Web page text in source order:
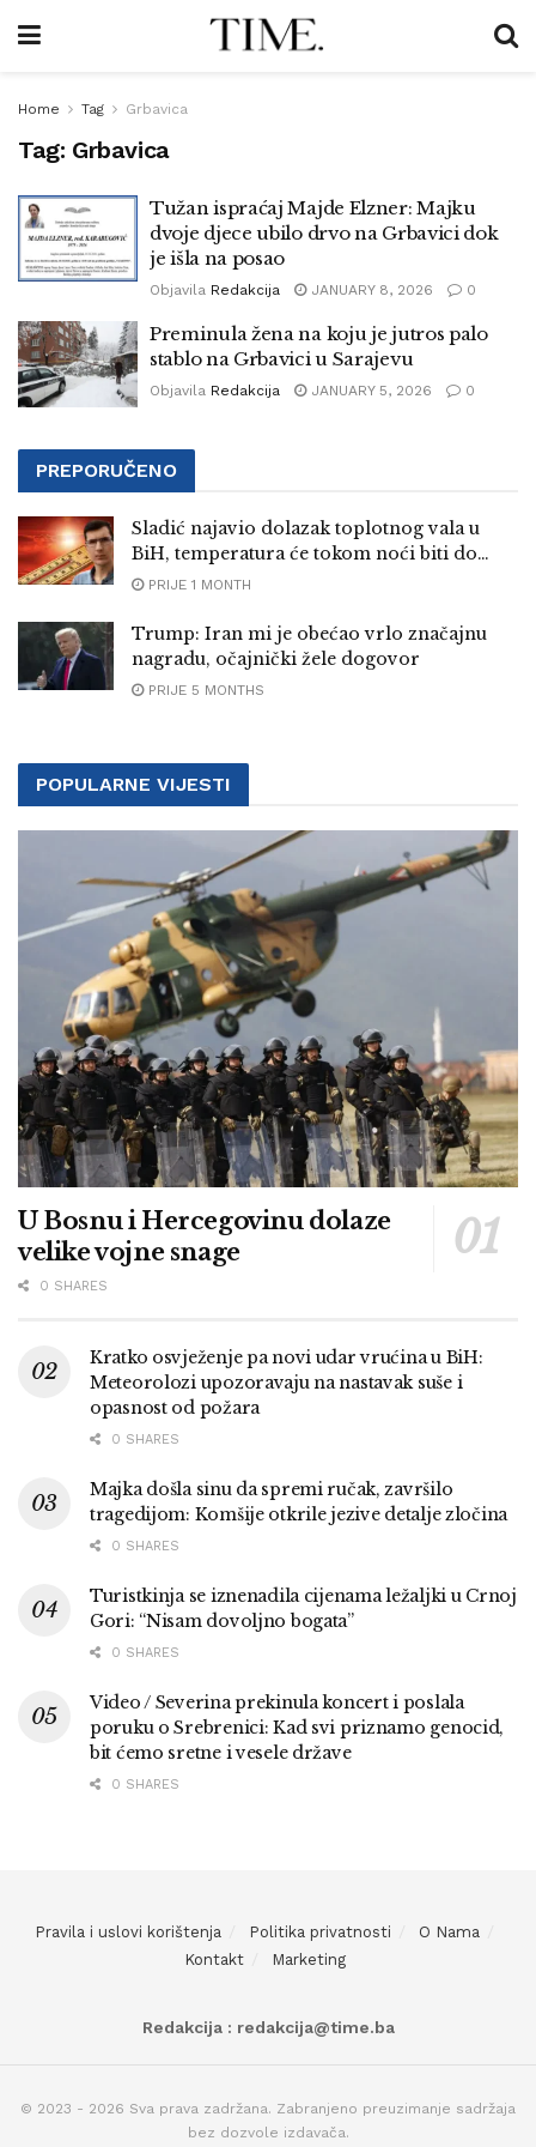
Home Tag Grbavica
Tag: Grbavica
Tužan ispraćaj Majde Elzner: Majku
dvoje djece ubilo drvo na Grbavici dok
je išla na posao
Objavila Redakcija JANUARY 8, 2026 0
Preminula žena na koju je jutros palo
stablo na Grbavici u Sarajevu
Objavila Redakcija JANUARY 5, 2026 0
PREPORUČENO
Sladić najavio dolazak toplotnog vala u
BiH, temperatura će tokom noći biti do…
PRIJE 1 MONTH
Trump: Iran mi je obećao vrlo značajnu
nagradu, očajnički žele dogovor
PRIJE 5 MONTHS
POPULARNE VIJESTI
U Bosnu i Hercegovinu dolaze
velike vojne snage
0 SHARES
Kratko osvježenje pa novi udar vrućina u BiH:
Meteorolozi upozoravaju na nastavak suše i
opasnost od požara
0 SHARES
Majka došla sinu da spremi ručak, završilo
tragedijom: Komšije otkrile jezive detalje zločina
0 SHARES
Turistkinja se iznenadila cijenama ležaljki u Crnoj
Gori: “Nisam dovoljno bogata”
0 SHARES
Video / Severina prekinula koncert i poslala
poruku o Srebrenici: Kad svi priznamo genocid,
bit ćemo sretne i vesele države
0 SHARES
Pravila i uslovi korištenja Politika privatnosti
O Nama
Kontakt
Marketing
Redakcija : redakcija@time.ba
© 2023 - 2026 Sva prava zadržana. Zabranjeno preuzimanje sadržaja
bez dozvole izdavača.